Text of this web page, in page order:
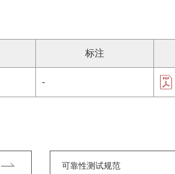
标注
-
可靠性测试规范